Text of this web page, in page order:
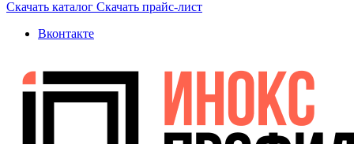
Скачать каталог Скачать прайс-лист
Вконтакте